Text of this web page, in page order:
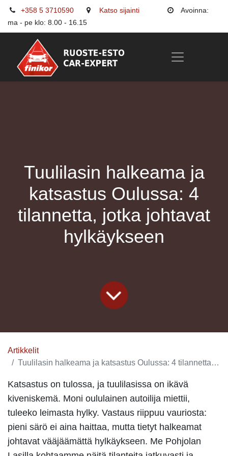
+358 5 3710590 Katso sijainti
Avoinna:
ma - pe klo: 8.00 - 16.15
Tuulilasin halkeama ja
katsastus Oulussa: 4
tilannetta, jotka johtavat
hylkäykseen
Artikkelit
Tuulilasin halkeama ja katsastus Oulussa: 4 tilannetta, jotka johtavat hylkäykseen
Katsastus on tulossa, ja tuulilasissa on ikävä
kiveniskemä. Moni oululainen autoilija miettii,
tuleeko leimasta hylky. Vastaus riippuu vauriosta:
pieni särö ei aina haittaa, mutta tietyt halkeamat
johtavat vääjäämättä hylkäykseen. Me Pohjolan